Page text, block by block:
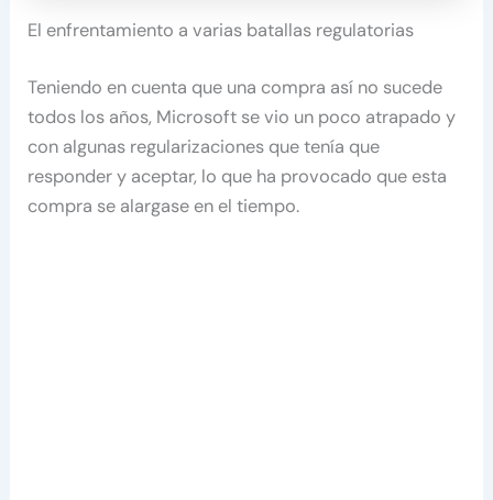
El enfrentamiento a varias batallas regulatorias
Teniendo en cuenta que una compra así no sucede
todos los años, Microsoft se vio un poco atrapado y
con algunas regularizaciones que tenía que
responder y aceptar, lo que ha provocado que esta
compra se alargase en el tiempo.